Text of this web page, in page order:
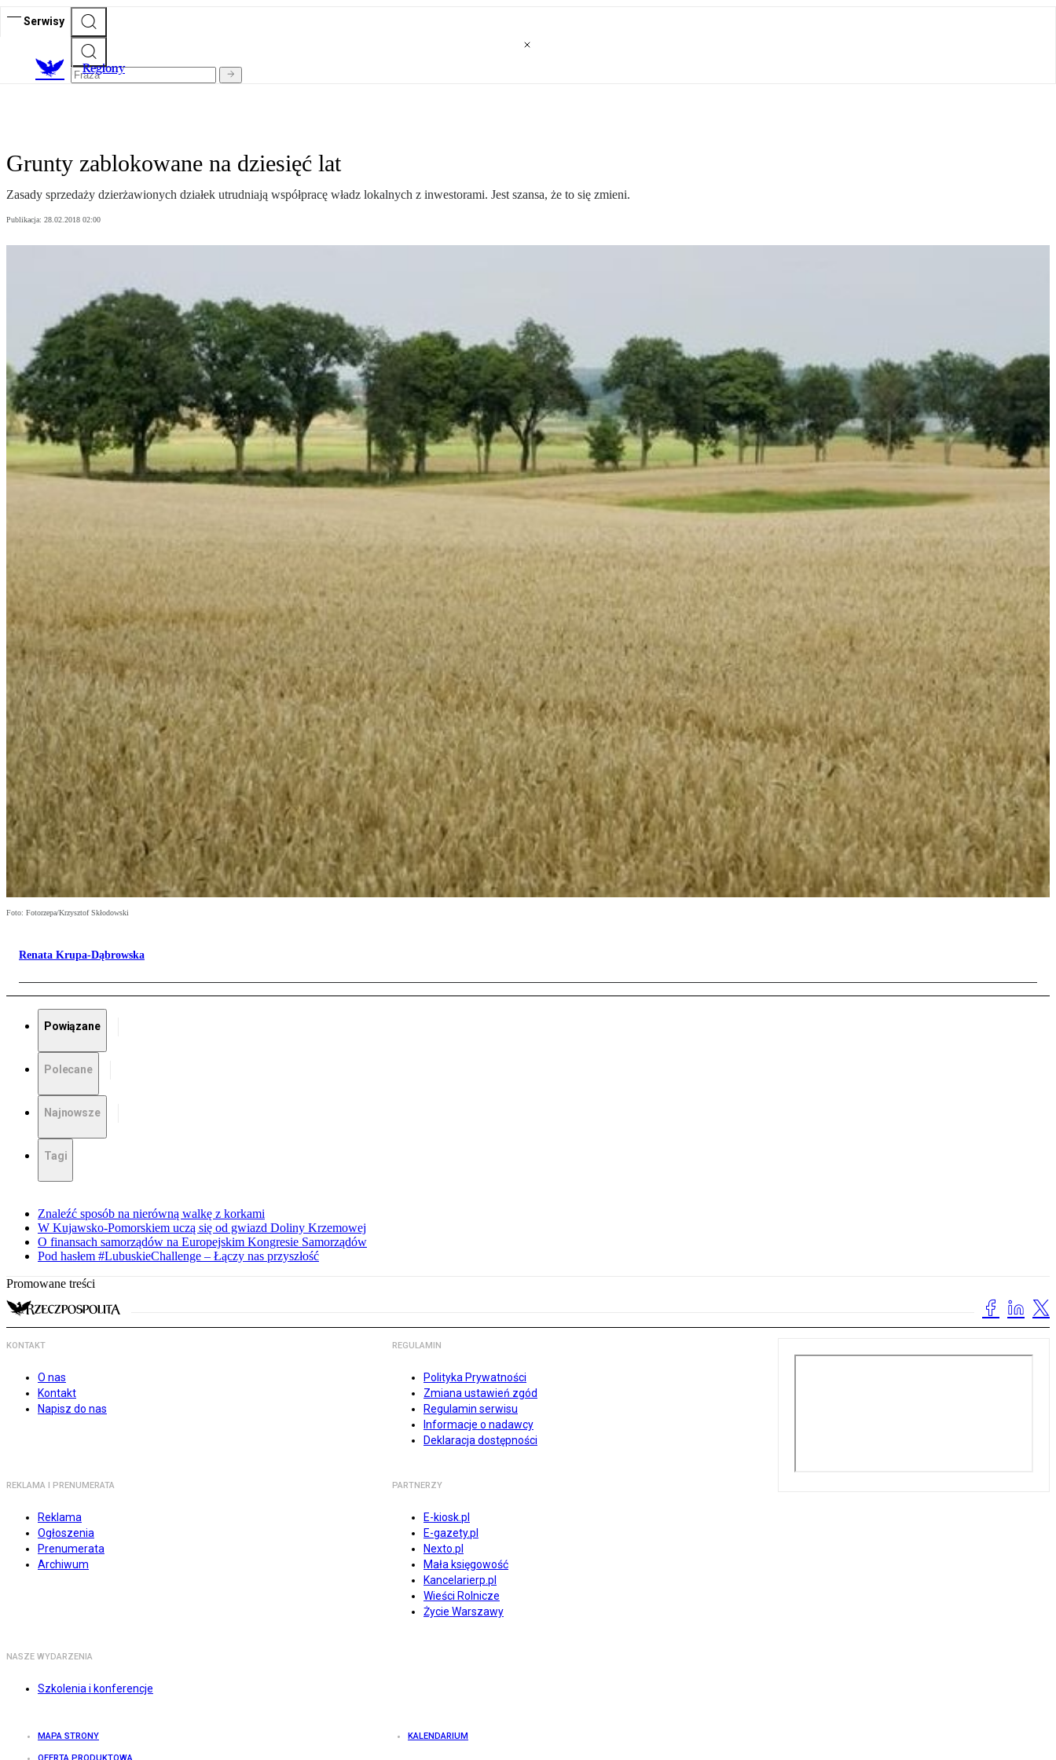
Serwisy
Regiony
Grunty zablokowane na dziesięć lat
Zasady sprzedaży dzierżawionych działek utrudniają współpracę władz lokalnych z inwestorami. Jest szansa, że to się zmieni.
Publikacja: 28.02.2018 02:00
Foto: Fotorzepa/Krzysztof Skłodowski
Renata Krupa-Dąbrowska
Powiązane
Polecane
Najnowsze
Tagi
Znaleźć sposób na nierówną walkę z korkami
W Kujawsko-Pomorskiem uczą się od gwiazd Doliny Krzemowej
O finansach samorządów na Europejskim Kongresie Samorządów
Pod hasłem #LubuskieChallenge – Łączy nas przyszłość
Promowane treści
KONTAKT
O nas
Kontakt
Napisz do nas
REGULAMIN
Polityka Prywatności
Zmiana ustawień zgód
Regulamin serwisu
Informacje o nadawcy
Deklaracja dostępności
REKLAMA I PRENUMERATA
Reklama
Ogłoszenia
Prenumerata
Archiwum
PARTNERZY
E-kiosk.pl
E-gazety.pl
Nexto.pl
Mała księgowość
Kancelarierp.pl
Wieści Rolnicze
Życie Warszawy
NASZE WYDARZENIA
Szkolenia i konferencje
MAPA STRONY KALENDARIUM